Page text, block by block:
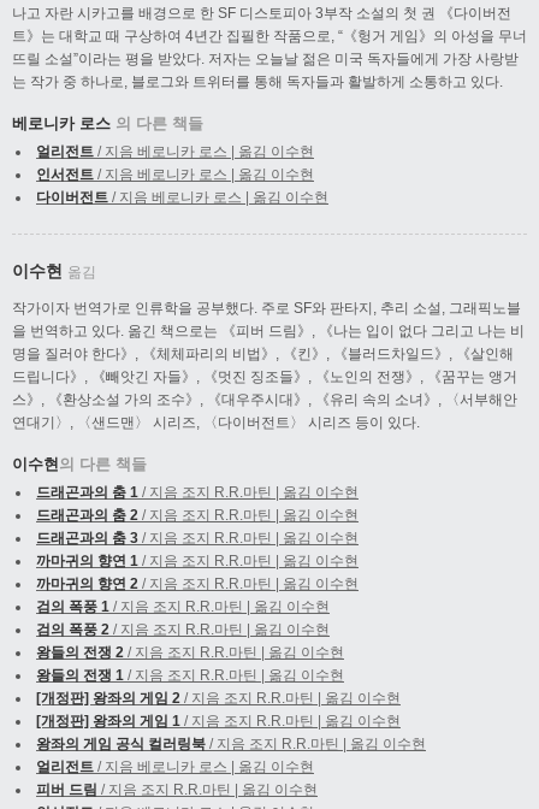
나고 자란 시카고를 배경으로 한 SF 디스토피아 3부작 소설의 첫 권 《다이버전
트》는 대학교 때 구상하여 4년간 집필한 작품으로, “《헝거 게임》의 아성을 무너
뜨릴 소설”이라는 평을 받았다. 저자는 오늘날 젊은 미국 독자들에게 가장 사랑받
는 작가 중 하나로, 블로그와 트위터를 통해 독자들과 활발하게 소통하고 있다.
베로니카 로스 의 다른 책들
얼리전트 / 지음 베로니카 로스 | 옮김 이수현
인서전트 / 지음 베로니카 로스 | 옮김 이수현
다이버전트 / 지음 베로니카 로스 | 옮김 이수현
이수현 옮김
작가이자 번역가로 인류학을 공부했다. 주로 SF와 판타지, 추리 소설, 그래픽노블
을 번역하고 있다. 옮긴 책으로는 《피버 드림》, 《나는 입이 없다 그리고 나는 비
명을 질러야 한다》, 《체체파리의 비법》, 《킨》, 《블러드차일드》, 《살인해
드립니다》, 《빼앗긴 자들》, 《멋진 징조들》, 《노인의 전쟁》, 《꿈꾸는 앵거
스》, 《환상소설 가의 조수》, 《대우주시대》, 《유리 속의 소녀》, 〈서부해안
연대기〉, 〈샌드맨〉 시리즈, 〈다이버전트〉 시리즈 등이 있다.
이수현 의 다른 책들
드래곤과의 춤 1 / 지음 조지 R.R.마틴 | 옮김 이수현
드래곤과의 춤 2 / 지음 조지 R.R.마틴 | 옮김 이수현
드래곤과의 춤 3 / 지음 조지 R.R.마틴 | 옮김 이수현
까마귀의 향연 1 / 지음 조지 R.R.마틴 | 옮김 이수현
까마귀의 향연 2 / 지음 조지 R.R.마틴 | 옮김 이수현
검의 폭풍 1 / 지음 조지 R.R.마틴 | 옮김 이수현
검의 폭풍 2 / 지음 조지 R.R.마틴 | 옮김 이수현
왕들의 전쟁 2 / 지음 조지 R.R.마틴 | 옮김 이수현
왕들의 전쟁 1 / 지음 조지 R.R.마틴 | 옮김 이수현
[개정판] 왕좌의 게임 2 / 지음 조지 R.R.마틴 | 옮김 이수현
[개정판] 왕좌의 게임 1 / 지음 조지 R.R.마틴 | 옮김 이수현
왕좌의 게임 공식 컬러링북 / 지음 조지 R.R.마틴 | 옮김 이수현
얼리전트 / 지음 베로니카 로스 | 옮김 이수현
피버 드림 / 지음 조지 R.R.마틴 | 옮김 이수현